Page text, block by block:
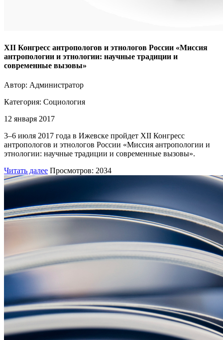
XII Конгресс антропологов и этнологов России «Миссия
антропологии и этнологии: научные традиции и
современные вызовы»
Автор: Администратор
Категория: Социология
12 января 2017
3–6 июля 2017 года в Ижевске пройдет XII Конгресс
антропологов и этнологов России «Миссия антропологии и
этнологии: научные традиции и современные вызовы».
Читать далее Просмотров: 2034